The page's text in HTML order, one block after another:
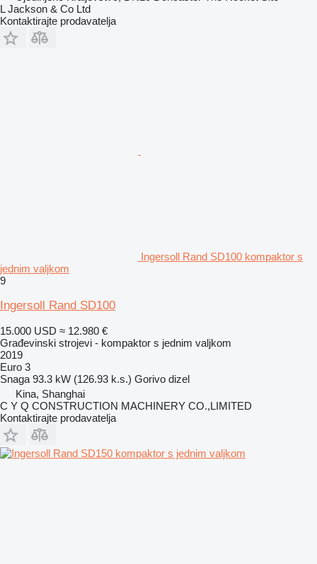
L Jackson & Co Ltd
Kontaktirajte prodavatelja
Ingersoll Rand SD100 kompaktor s
jednim valjkom
9
Ingersoll Rand SD100
15.000 USD ≈ 12.980 €
Građevinski strojevi - kompaktor s jednim valjkom
2019
Euro 3
Snaga 93.3 kW (126.93 k.s.) Gorivo dizel
Kina, Shanghai
C Y Q CONSTRUCTION MACHINERY CO.,LIMITED
Kontaktirajte prodavatelja